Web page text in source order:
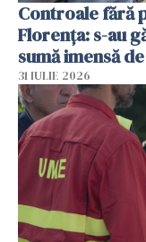
Controale fără
Florența: s-au
sumă imensă
31 IULIE 2026